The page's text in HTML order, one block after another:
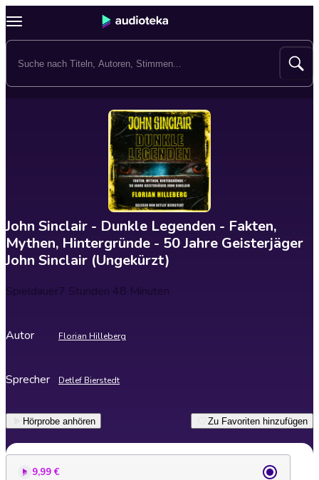
John Sinclair - Dunkle Legenden - Fakten,
Mythen, Hintergründe - 50 Jahre Geisterjäger
John Sinclair (Ungekürzt)
Spieldauer7 Stunden 48 Minuten
Autor Florian Hilleberg
Sprecher Detlef Bierstedt
Hörprobe anhören Zu Favoriten hinzufügen
9,99 €